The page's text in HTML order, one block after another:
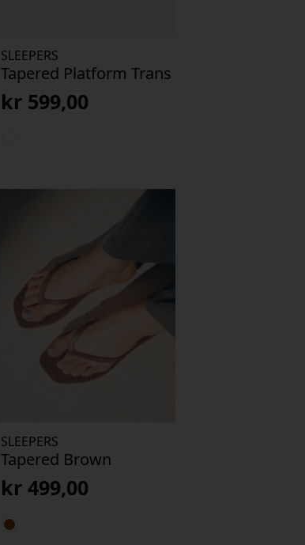
SLEEPERS
Tapered Platform Trans
kr 599,00
SLEEPERS
Tapered Brown
kr 499,00